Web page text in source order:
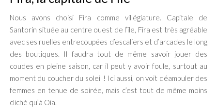
Nous avons choisi Fira comme villégiature. Capitale de
Santorin située au centre ouest de l’île, Fira est très agréable
avec ses ruelles entrecoupées d’escaliers et d’arcades le long
des boutiques. Il faudra tout de même savoir jouer des
coudes en pleine saison, car il peut y avoir foule, surtout au
moment du coucher du soleil ! Ici aussi, on voit déambuler des
femmes en tenue de soirée, mais c’est tout de même moins
cliché qu’à Oia.